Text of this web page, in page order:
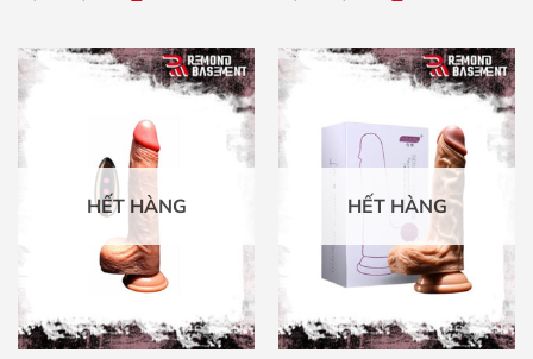
HẾT HÀNG HẾT HÀNG